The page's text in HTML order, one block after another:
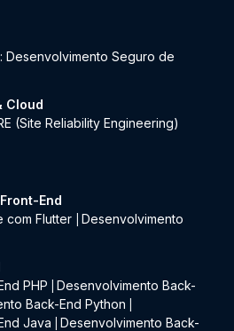
Desenvolvimento Seguro de
Cloud
(Site Reliability Engineering)
End
com Flutter
Desenvolvimento
PHP
Desenvolvimento Back-
Back-End Python
Java
Desenvolvimento Back-